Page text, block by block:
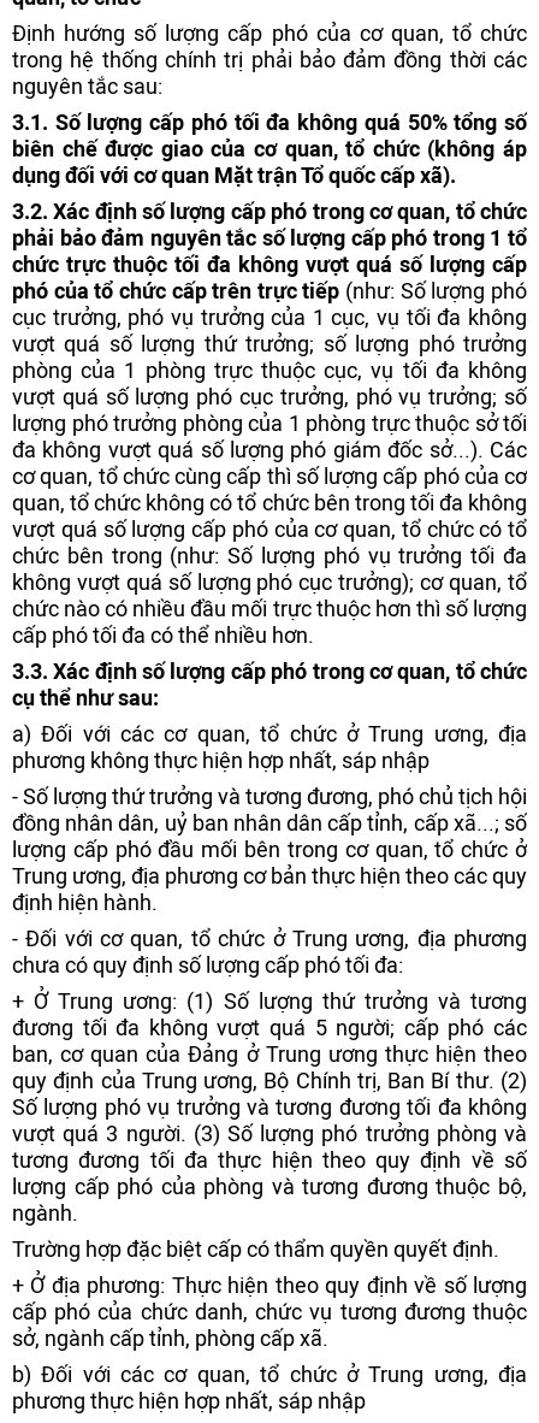
Định hướng số lượng cấp phó của cơ quan, tổ chức
trong hệ thống chính trị phải bảo đảm đồng thời các
nguyên tắc sau:
3.1. Số lượng cấp phó tối đa không quá 50% tổng số
biên chế được giao của cơ quan, tổ chức (không áp
dụng đối với cơ quan Mặt trận Tổ quốc cấp xã).
3.2. Xác định số lượng cấp phó trong cơ quan, tổ chức
phải bảo đảm nguyên tắc số lượng cấp phó trong 1 tổ
chức trực thuộc tối đa không vượt quá số lượng cấp
phó của tổ chức cấp trên trực tiếp (như: Số lượng phó
cục trưởng, phó vụ trưởng của 1 cục, vụ tối đa không
vượt quá số lượng thứ trưởng; số lượng phó trưởng
phòng của 1 phòng trực thuộc cục, vụ tối đa không
vượt quá số lượng phó cục trưởng, phó vụ trưởng; số
lượng phó trưởng phòng của 1 phòng trực thuộc sở tối
đa không vượt quá số lượng phó giám đốc sở...). Các
cơ quan, tổ chức cùng cấp thì số lượng cấp phó của cơ
quan, tổ chức không có tổ chức bên trong tối đa không
vượt quá số lượng cấp phó của cơ quan, tổ chức có tổ
chức bên trong (như: Số lượng phó vụ trưởng tối đa
không vượt quá số lượng phó cục trưởng); cơ quan, tổ
chức nào có nhiều đầu mối trực thuộc hơn thì số lượng
cấp phó tối đa có thể nhiều hơn.
3.3. Xác định số lượng cấp phó trong cơ quan, tổ chức
cụ thể như sau:
a) Đối với các cơ quan, tổ chức ở Trung ương, địa
phương không thực hiện hợp nhất, sáp nhập
- Số lượng thứ trưởng và tương đương, phó chủ tịch hội
đồng nhân dân, uỷ ban nhân dân cấp tỉnh, cấp xã...; số
lượng cấp phó đầu mối bên trong cơ quan, tổ chức ở
Trung ương, địa phương cơ bản thực hiện theo các quy
định hiện hành.
- Đối với cơ quan, tổ chức ở Trung ương, địa phương
chưa có quy định số lượng cấp phó tối đa:
+ Ở Trung ương: (1) Số lượng thứ trưởng và tương
đương tối đa không vượt quá 5 người; cấp phó các
ban, cơ quan của Đảng ở Trung ương thực hiện theo
quy định của Trung ương, Bộ Chính trị, Ban Bí thư. (2)
Số lượng phó vụ trưởng và tương đương tối đa không
vượt quá 3 người. (3) Số lượng phó trưởng phòng và
tương đương tối đa thực hiện theo quy định về số
lượng cấp phó của phòng và tương đương thuộc bộ,
ngành.
Trường hợp đặc biệt cấp có thẩm quyền quyết định.
+ Ở địa phương: Thực hiện theo quy định về số lượng
cấp phó của chức danh, chức vụ tương đương thuộc
sở, ngành cấp tỉnh, phòng cấp xã.
b) Đối với các cơ quan, tổ chức ở Trung ương, địa
phương thực hiện hợp nhất, sáp nhập